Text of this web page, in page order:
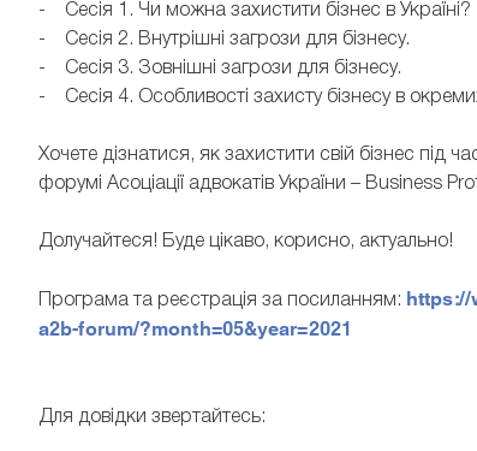
- Сесія 1. Чи можна захистити бізнес в Україні?
- Сесія 2. Внутрішні загрози для бізнесу.
- Сесія 3. Зовнішні загрози для бізнесу.
- Сесія 4. Особливості захисту бізнесу в
Хочете дізнатися, як захистити свій бізнес під
форумі Асоціації адвокатів України – Business
Долучайтеся! Буде цікаво, корисно, актуально!
Програма та реєстрація за посиланням:
a2b-forum/?month=05&year=2021
Для довідки звертайтесь: